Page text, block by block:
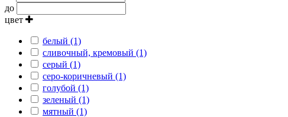
до
цвет
белый (1)
сливочный, кремовый (1)
серый (1)
серо-коричневый (1)
голубой (1)
зеленый (1)
мятный (1)